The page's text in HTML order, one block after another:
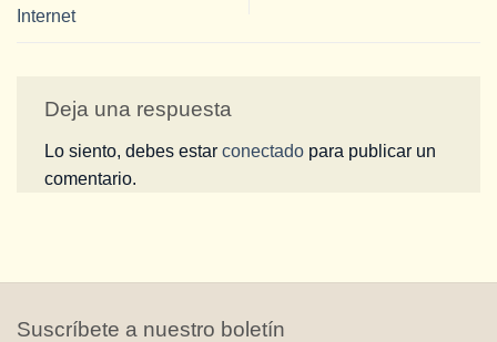
Internet
Deja una respuesta
Lo siento, debes estar conectado para publicar un
comentario.
Suscríbete a nuestro boletín